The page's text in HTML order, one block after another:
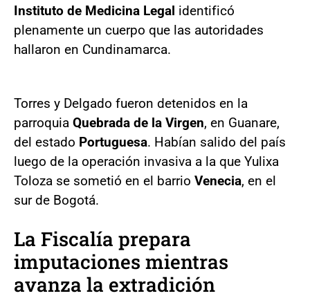
Instituto de Medicina Legal identificó
plenamente un cuerpo que las autoridades
hallaron en Cundinamarca.
Torres y Delgado fueron detenidos en la
parroquia Quebrada de la Virgen, en Guanare,
del estado Portuguesa. Habían salido del país
luego de la operación invasiva a la que Yulixa
Toloza se sometió en el barrio Venecia, en el
sur de Bogotá.
La Fiscalía prepara
imputaciones mientras
avanza la extradición